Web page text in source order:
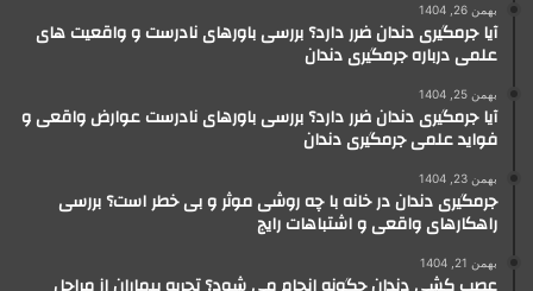
بهمن 26, 1404
آیا جرمگیری دندان ضرر دارد؟ بررسی باورهای نادرست و واقعیت های
علمی درباره جرمگیری دندان
بهمن 25, 1404
آیا جرمگیری دندان ضرر دارد؟ بررسی باورهای نادرست عوارض واقعی و
فواید علمی جرمگیری دندان
بهمن 23, 1404
جرمگیری دندان در خانه با چه روشی موثر و بی خطر است؟ بررسی
راهکارهای واقعی و اشتباهات رایج
بهمن 21, 1404